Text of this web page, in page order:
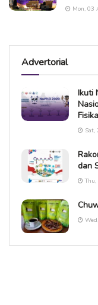
Mon, 03
Advertorial
Ikuti
Sat,
dan
Thu,